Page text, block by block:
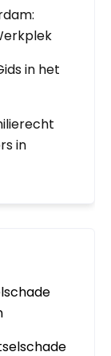
in het
in